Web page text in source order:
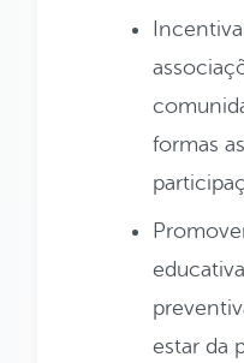
formas
estar da